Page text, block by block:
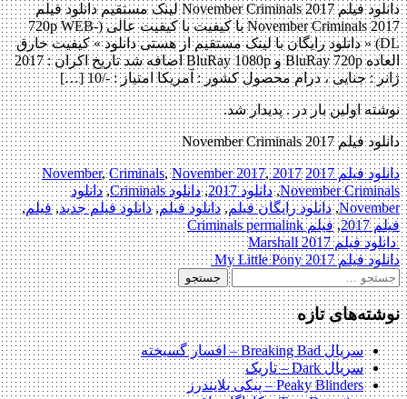
دانلود فیلم November Criminals 2017 لینک مستقیم دانلود فیلم
November Criminals 2017 با کیفیت با کیفیت عالی (720p WEB-
DL) « دانلود رایگان با لینک مستقیم از هستی دانلود » کیفیت خارق
العاده BluRay 720p و BluRay 1080p اضافه شد تاریخ اکران : 2017
ژانر : جنایی ، درام محصول کشور : آمریکا امتیاز : -/10 […]
نوشته اولین بار در . پدیدار شد.
دانلود فیلم November Criminals 2017
دانلود فیلم 2017 2017 November
,Criminals,November 2017,
November Criminals
,دانلود 2017 ,دانلود Criminals , دانلود
November
,دانلود رایگان فیلم, دانلود فیلم,دانلود فیلم جدید,فیلم,
فیلم 2017
,فیلم Criminalspermalink
Post
navigation
دانلود فیلم Marshall 2017
دانلود فیلم My Little Pony 2017
جستجو
برای:
نوشته‌های تازه
سریال Breaking Bad – افسار گسیخته
سریال Dark – تاریک
Peaky Blinders – پیکی بلایندرز